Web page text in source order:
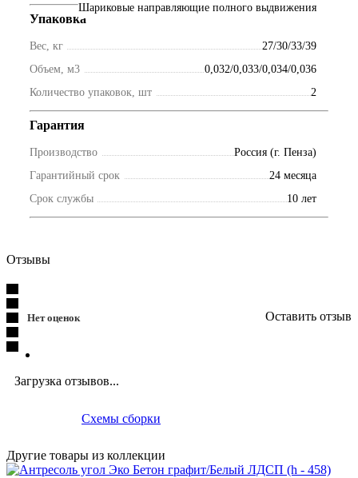
Шариковые направляющие полного выдвижения
Упаковка
Вес, кг
27/30/33/39
Объем, м3
0,032/0,033/0,034/0,036
Количество упаковок, шт
2
Гарантия
Производство
Россия (г. Пенза)
Гарантийный срок
24 месяца
Срок службы
10 лет
Отзывы
Нет оценок Оставить отзыв
Загрузка отзывов...
Схемы сборки
Другие товары из коллекции